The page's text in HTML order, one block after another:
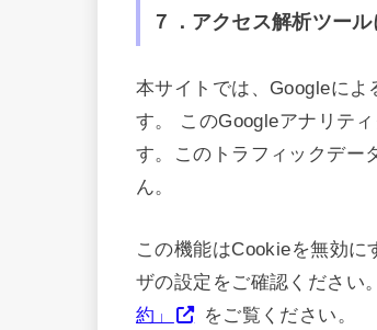
７．アクセス解析ツー
本サイトでは、Googleによ
す。 このGoogleアナリテ
す。このトラフィックデー
ん。
この機能はCookieを無効に
ザの設定をご確認ください
約」
をご覧ください。